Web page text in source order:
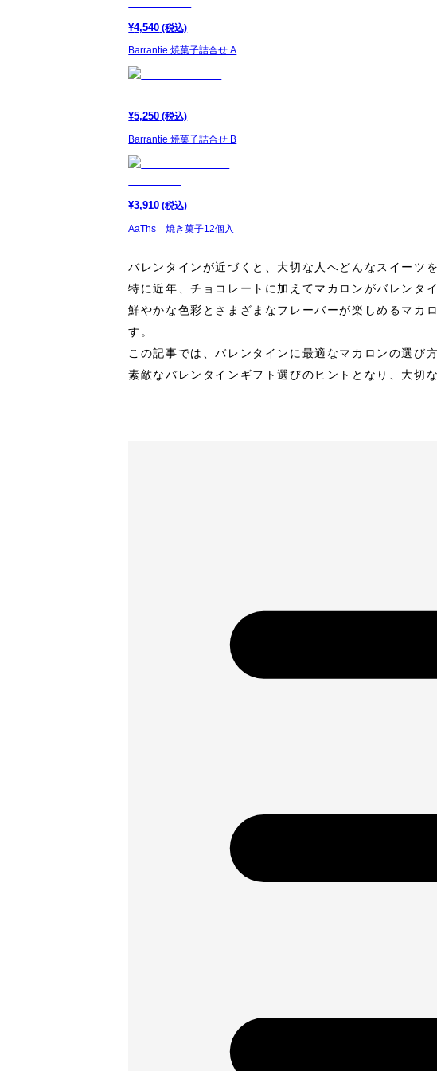
¥4,540 (税込)
Barrantie 焼菓子詰合せ A
¥5,250 (税込)
Barrantie 焼菓子詰合せ B
¥3,910 (税込)
AaThs 焼き菓子12個入
バレンタインが近づくと、大切な人へどんなスイーツ
特に近年、チョコレートに加えてマカロンがバレンタ
鮮やかな色彩とさまざまなフレーバーが楽しめるマカ
す。
この記事では、バレンタインに最適なマカロンの選び
素敵なバレンタインギフト選びのヒントとなり、大切